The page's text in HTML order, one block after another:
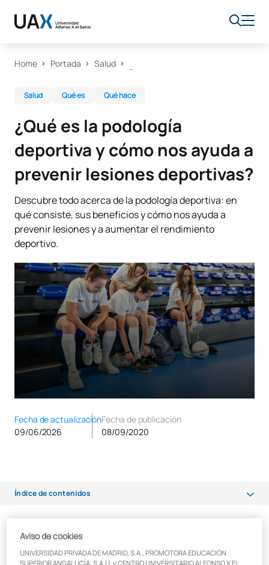
Home Portada Salud
Salud Qué es Qué hace
¿Qué es la podología
deportiva y cómo nos ayuda a
prevenir lesiones deportivas?
Descubre todo acerca de la podología deportiva: en
qué consiste, sus beneficios y cómo nos ayuda a
prevenir lesiones y a aumentar el rendimiento
deportivo.
Fecha de actualización
09/06/2026
Fecha de publicación
08/09/2020
Índice de contenidos
En otro post anterior
Ranking. Como en cualquier otra rama sanitaria, quienes se
Aviso de cookies
UNIVERSIDAD PRIVADA DE MADRID, S.A., PROMOTORA EDUCACIÓN